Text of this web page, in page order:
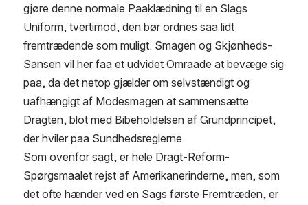
gjøre denne normale Paaklædning til en Slags
Uniform, tvertimod, den bør ordnes saa lidt
fremtrædende som muligt. Smagen og Skjønheds-
Sansen vil her faa et udvidet Omraade at bevæge sig
paa, da det netop gjælder om selvstændigt og
uafhængigt af Modesmagen at sammensætte
Dragten, blot med Bibeholdelsen af Grundprincipet,
der hviler paa Sundhedsreglerne.
Som ovenfor sagt, er hele Dragt-Reform-
Spørgsmaalet rejst af Amerikanerinderne, men, som
det ofte hænder ved en Sags første Fremtræden, er